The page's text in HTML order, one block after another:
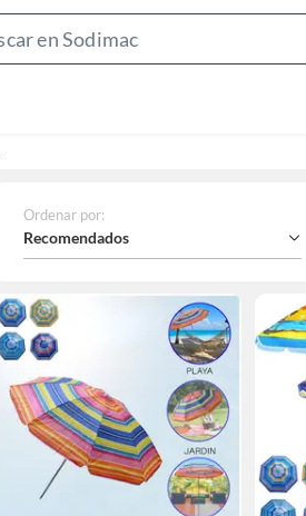
Ordenar por:
Recomendados